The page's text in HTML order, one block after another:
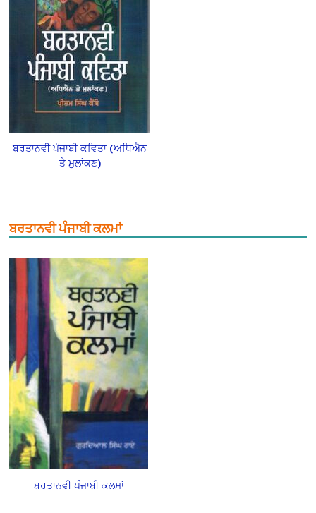
ਬਰਤਾਨਵੀ ਪੰਜਾਬੀ ਕਵਿਤਾ (ਅਧਿਐਨ
ਤੇ ਮੁਲਾਂਕਣ)
ਬਰਤਾਨਵੀ ਪੰਜਾਬੀ ਕਲਮਾਂ
ਬਰਤਾਨਵੀ ਪੰਜਾਬੀ ਕਲਮਾਂ